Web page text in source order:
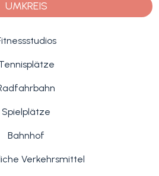
UMKREIS
Spielplätze
Bahnhof
Verkehrsmittel